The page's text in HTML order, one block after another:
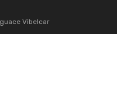
Vibelcar